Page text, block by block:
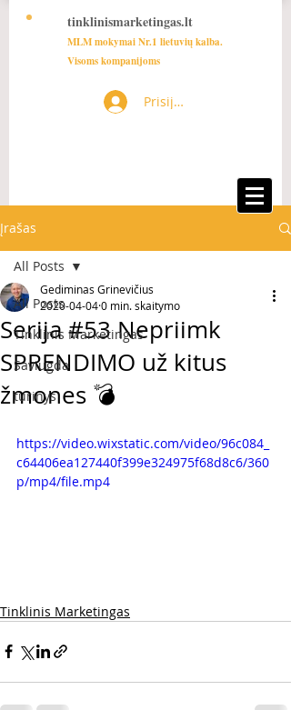
tinklinismarketingas.lt
MLM mokymai Nr.1 lietuvių kalba.
Visoms kompanijoms
Prisijungti
Įrašas
All Posts
Tinklinis Marketingas
Saviugda
turinys
All Posts
Serija #53 Nepriimk
SPRENDIMO už kitus
žmones 💣
Gediminas Grinevičius
2020-04-040 min. skaitymo
https://video.wixstatic.com/video/96c084_
c64406ea127440f399e324975f68d8c6/360
p/mp4/file.mp4
Tinklinis Marketingas